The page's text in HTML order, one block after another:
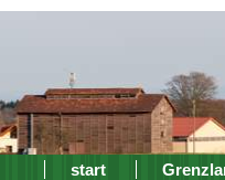
start